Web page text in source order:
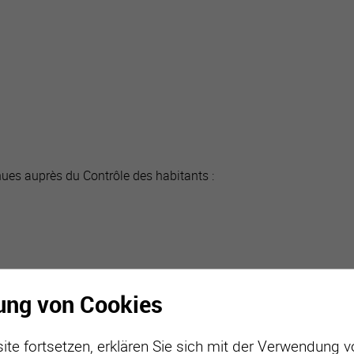
auprès du Contrôle des habitants :
von Cookies
fortsetzen, erklären Sie sich mit der Verwendung